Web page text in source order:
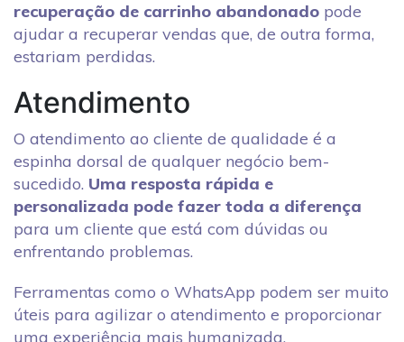
recuperação de carrinho abandonado pode
ajudar a recuperar vendas que, de outra forma,
estariam perdidas.
Atendimento
O atendimento ao cliente de qualidade é a
espinha dorsal de qualquer negócio bem-
sucedido. Uma resposta rápida e
personalizada pode fazer toda a diferença
para um cliente que está com dúvidas ou
enfrentando problemas.
Ferramentas como o WhatsApp podem ser muito
úteis para agilizar o atendimento e proporcionar
uma experiência mais humanizada.